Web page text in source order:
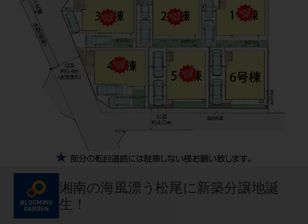
湘南の海風漂う松尾に新築分譲地誕
生！